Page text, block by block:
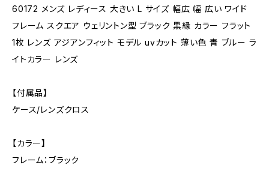
60172 メンズ レディース 大きい L サイズ 幅広 幅 広い ワイド
フレーム スクエア ウェリントン型 ブラック 黒縁 カラー フラット
1枚 レンズ アジアンフィット モデル uvカット 薄い色 青 ブルー ラ
イトカラー レンズ
【付属品】
ケース/レンズクロス
【カラー】
フレーム：ブラック